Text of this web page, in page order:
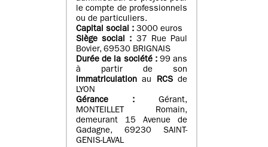
le compte de professionnels
ou de particuliers.
Capital social : 3000 euros
Siège social : 37 Rue Paul
Bovier, 69530 BRIGNAIS
Durée de la société : 99 ans
à partir de son
immatriculation au RCSde
LYON
Gérance :
Gérant,
MONTEILLET Romain,
demeurant 15 Avenue de
Gadagne, 69230 SAINT-
GENIS-LAVAL